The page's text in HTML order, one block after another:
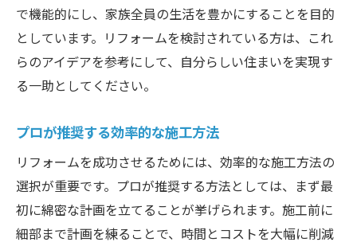
で機能的にし、家族全員の生活を豊かにすることを目的
としています。リフォームを検討されている方は、これ
らのアイデアを参考にして、自分らしい住まいを実現す
る一助としてください。
プロが推奨する効率的な施工方法
リフォームを成功させるためには、効率的な施工方法の
選択が重要です。プロが推奨する方法としては、まず最
初に綿密な計画を立てることが挙げられます。施工前に
細部まで計画を練ることで、時間とコストを大幅に削減